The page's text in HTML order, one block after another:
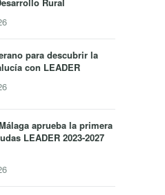
para descubrir la
con LEADER
aprueba la primera
LEADER 2023-2027